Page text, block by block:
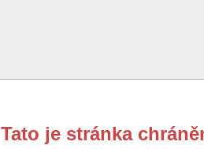
Tato je stránka